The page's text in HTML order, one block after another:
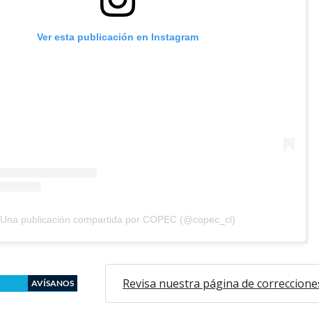
Ver esta publicación en Instagram
Una publicación compartida por COPEC (@copec_cl)
AVÍSANOS Revisa nuestra página de